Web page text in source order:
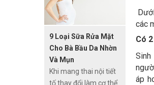
các
Có
áp
phẩm. Có những
thành phần mỹ phẩm
thai vì gây hại cho thai
nhi.
9 Loại Sữa Rửa Mặt
Cho Bà Bầu Da Nhờn
Và Mụn
Khi mang thai nội tiết
tố thay đổi làm cơ thể